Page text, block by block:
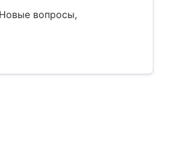
Новые вопросы,